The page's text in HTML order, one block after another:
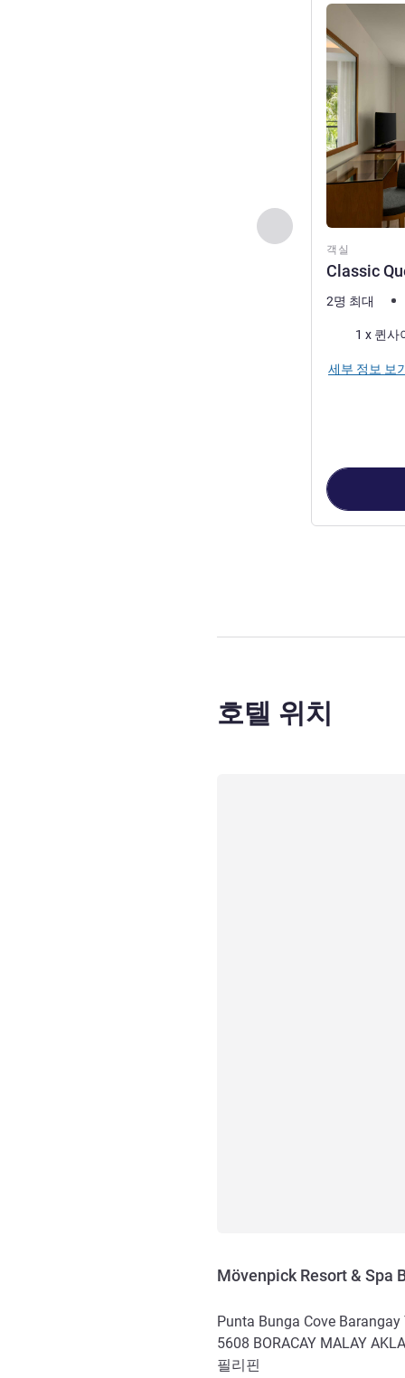
이전 - 객실
객실
Classic
세부 정보 보
2명 최대
1 x 퀸사
세부 정보 보
호텔 위치
Mövenpick Resort & Spa
Punta Bunga Cove Barangay
5608 BORACAY MALAY
필리핀